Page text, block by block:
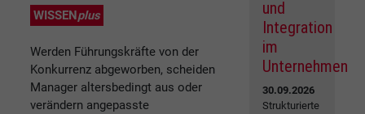
WISSENplus
Werden Führungskräfte von der
Konkurrenz abgeworben, scheiden
Manager altersbedingt aus oder
verändern angepasste
und
Integration
im
Unternehmen
30.09.2026
Strukturierte